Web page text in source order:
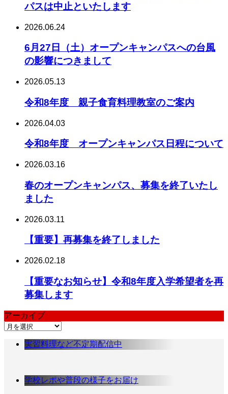
パスは中止といたします
2026.06.24
6月27日（土）オープンキャンパスへの台風
の影響につきまして
2026.05.13
令和8年度 親子食育料理教室のご案内
2026.04.03
令和8年度 オープンキャンパス日程について
2026.03.16
春のオープンキャンパス、募集を終了いたし
ました
2026.03.11
【重要】再募集を終了しました
2026.02.18
【重要なお知らせ】令和8年度入学希望者を再
募集します
アーカイブ
ア
実習料理など不定期配信中
学校レポや普段の様子をお届け